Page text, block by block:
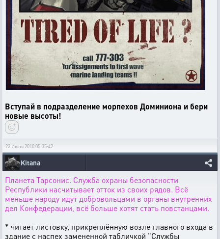
Вступай в подразделение морпехов Доминиона и бери
новые высоты!
22 Июня 2010 05:35:42
Kitana
Планета Тарсонис. Служба охраны безопасности
Республики насчитывает отток из своих рядов. Всё
меньше народу идут добровольцами в органы внутренних
дел Конфедерации, всё больше хотят стать повстанцами.
* читает листовку, прикреплённую возле главного входа в
здание с наспех замененной табличкой "Службы